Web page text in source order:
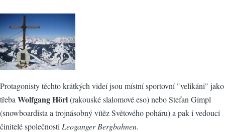
Protagonisty těchto krátkých videí jsou místní sportovní "velikáni" jako
třeba Wolfgang Hörl(rakouské slalomové eso) nebo Stefan Gimpl
(snowboardista a trojnásobný vítěz Světového poháru) a pak i vedoucí
činitelé společnosti Leoganger Bergbahnen.